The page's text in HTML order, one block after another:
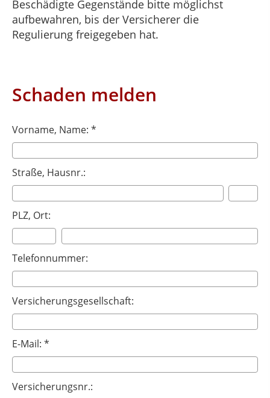
Beschädigte Gegenstände bitte möglichst
aufbewahren, bis der Versicherer die
Regulierung freigegeben hat.
Schaden melden
Vorname, Name: *
Straße, Hausnr.:
PLZ, Ort:
Telefonnummer:
Versicherungsgesellschaft:
E-Mail: *
Versicherungsnr.: